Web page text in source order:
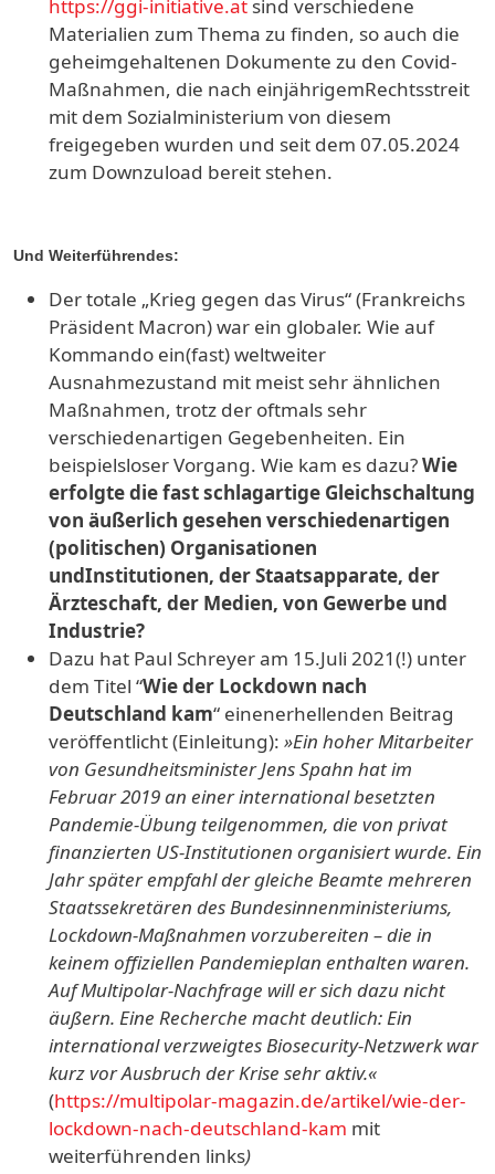
https://ggi-initiative.at sind verschiedene
Materialien zum Thema zu finden, so auch die
geheimgehaltenen Dokumente zu den Covid-
Maßnahmen, die nach einjährigemRechtsstreit
mit dem Sozialministerium von diesem
freigegeben wurden und seit dem 07.05.2024
zum Downzuload bereit stehen.
Und Weiterführendes:
Der totale „Krieg gegen das Virus“ (Frankreichs
Präsident Macron) war ein globaler. Wie auf
Kommando ein(fast) weltweiter
Ausnahmezustand mit meist sehr ähnlichen
Maßnahmen, trotz der oftmals sehr
verschiedenartigen Gegebenheiten. Ein
beispielsloser Vorgang. Wie kam es dazu?Wie
erfolgte die fast schlagartige Gleichschaltung
von äußerlich gesehen verschiedenartigen
(politischen) Organisationen
undInstitutionen, der Staatsapparate, der
Ärzteschaft, der Medien, von Gewerbe und
Industrie?
Dazu hat Paul Schreyer am 15.Juli 2021(!) unter
dem Titel “Wie der Lockdown nach
Deutschland kam“ einenerhellenden Beitrag
veröffentlicht (Einleitung): »Ein hoher Mitarbeiter
von Gesundheitsminister Jens Spahn hat im
Februar 2019 an einer international besetzten
Pandemie-Übung teilgenommen, die von privat
finanzierten US-Institutionen organisiert wurde. Ein
Jahr später empfahl der gleiche Beamte mehreren
Staatssekretären des Bundesinnenministeriums,
Lockdown-Maßnahmen vorzubereiten – die in
keinem offiziellen Pandemieplan enthalten waren.
Auf Multipolar-Nachfrage will er sich dazu nicht
äußern. Eine Recherche macht deutlich: Ein
international verzweigtes Biosecurity-Netzwerk war
kurz vor Ausbruch der Krise sehr aktiv.«
(https://multipolar-magazin.de/artikel/wie-der-
lockdown-nach-deutschland-kam mit
weiterführenden links)